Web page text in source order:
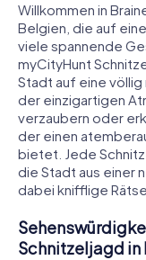
Willkommen in
Belgien, die auf
viele spannende
myCityHunt
Stadt auf eine
der einzigartigen
verzaubern oder
der einen
bietet. Jede
die Stadt aus einer
dabei knifflige
Schnitzeljagd in